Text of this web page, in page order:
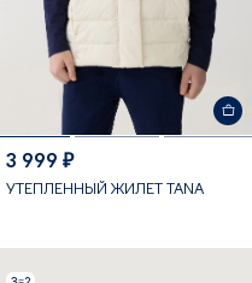
3 999 ₽
УТЕПЛЕННЫЙ ЖИЛЕТ TANA